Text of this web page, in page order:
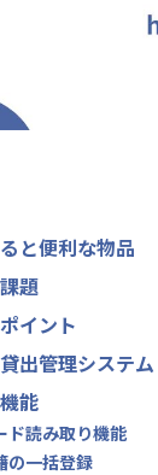
と便利な物品
題
イント
出管理システ
能
ド読み取り機能
の一括登録